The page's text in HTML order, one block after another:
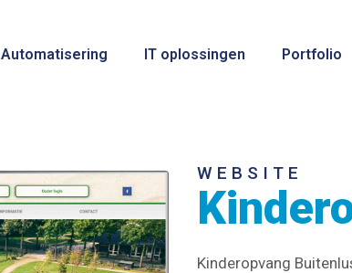
Automatisering IT oplossingen Portfolio
WEBSITE
Kinderopvang